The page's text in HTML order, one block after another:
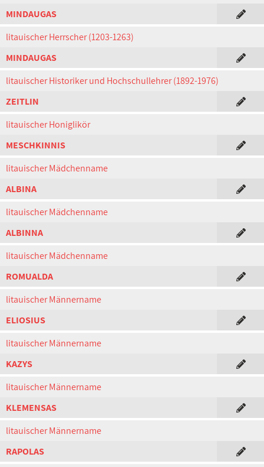
MINDAUGAS
litauischer Herrscher (1203-1263)
MINDAUGAS
litauischer Historiker und Hochschullehrer (1892-1976)
ZEITLIN
litauischer Honiglikör
MESCHKINNIS
litauischer Mädchenname
ALBINA
litauischer Mädchenname
ALBINNA
litauischer Mädchenname
ROMUALDA
litauischer Männername
ELIOSIUS
litauischer Männername
KAZYS
litauischer Männername
KLEMENSAS
litauischer Männername
RAPOLAS